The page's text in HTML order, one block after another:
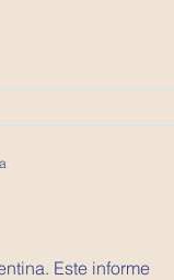
Este informe